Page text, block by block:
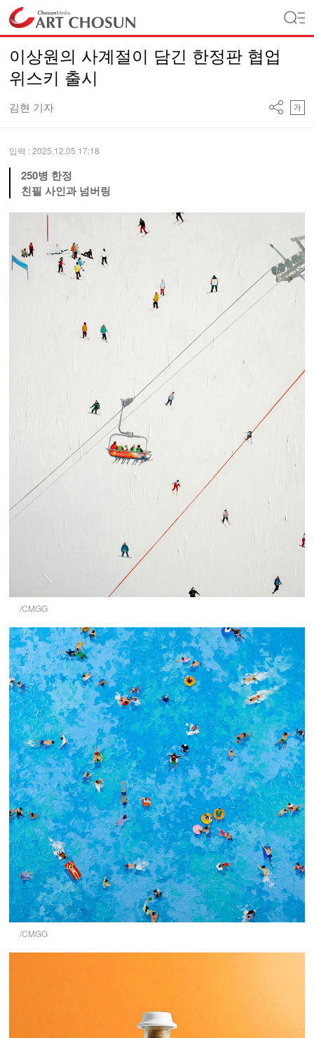
이상원의 사계절이 담긴 한정판 협업
위스키 출시
김현 기자
입력 : 2025.12.05 17:18
250병 한정
친필 사인과 넘버링
/CMGG
/CMGG